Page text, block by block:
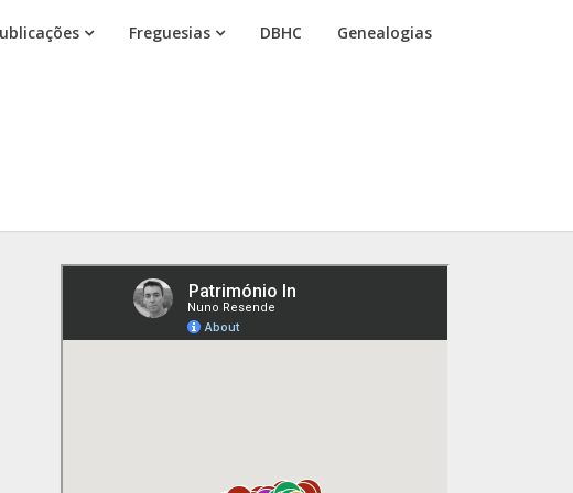
Freguesias DBHC Genealogias